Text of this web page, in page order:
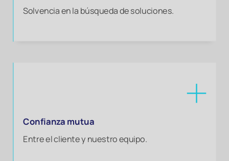
Solvencia en la búsqueda de soluciones.
Confianza mutua
Entre el cliente y nuestro equipo.